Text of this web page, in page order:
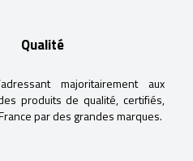
Qualité
majoritairement aux
produits de qualité, certifiés,
par des grandes marques.